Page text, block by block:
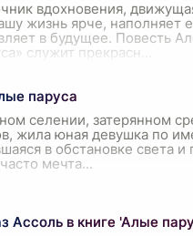
вдохновения,
жизнь ярче, наполняет
в будущее. Повесть
служит прекрасн
паруса
селении, затерянном
жила юная девушка по
в обстановке света и
мечта...
Ассоль в книге 'Алые